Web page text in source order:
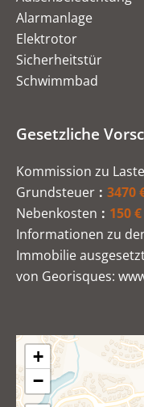
Alarmanlage
Elektrotor
Sicherheitstür
Schwimmbad
Gesetzliche
Kommission zu
Grundsteuer
3470
Nebenkosten
150
Informationen zu
Immobilie
von Georisques:
+
−